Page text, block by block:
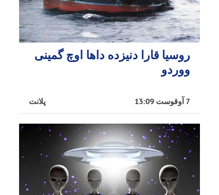
روسیا قارا دنیزده داها اوچ گمینی
ووردو
پلانت 7 آوقوست 13:09